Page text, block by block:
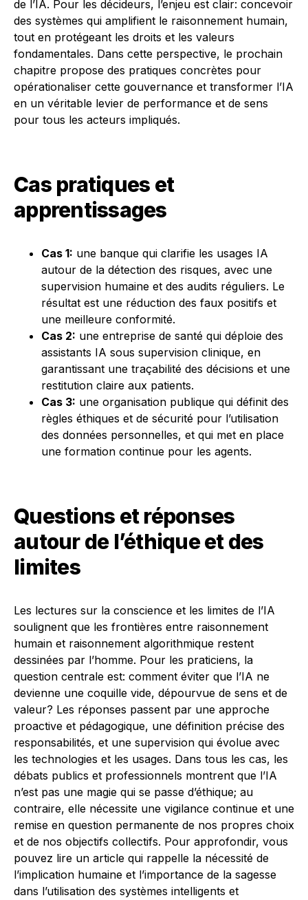
de l’IA. Pour les décideurs, l’enjeu est clair: concevoir
des systèmes qui amplifient le raisonnement humain,
tout en protégeant les droits et les valeurs
fondamentales. Dans cette perspective, le prochain
chapitre propose des pratiques concrètes pour
opérationaliser cette gouvernance et transformer l’IA
en un véritable levier de performance et de sens
pour tous les acteurs impliqués.
Cas pratiques et
apprentissages
Cas 1: une banque qui clarifie les usages IA
autour de la détection des risques, avec une
supervision humaine et des audits réguliers. Le
résultat est une réduction des faux positifs et
une meilleure conformité.
Cas 2: une entreprise de santé qui déploie des
assistants IA sous supervision clinique, en
garantissant une traçabilité des décisions et une
restitution claire aux patients.
Cas 3: une organisation publique qui définit des
règles éthiques et de sécurité pour l’utilisation
des données personnelles, et qui met en place
une formation continue pour les agents.
Questions et réponses
autour de l’éthique et des
limites
Les lectures sur la conscience et les limites de l’IA
soulignent que les frontières entre raisonnement
humain et raisonnement algorithmique restent
dessinées par l’homme. Pour les praticiens, la
question centrale est: comment éviter que l’IA ne
devienne une coquille vide, dépourvue de sens et de
valeur? Les réponses passent par une approche
proactive et pédagogique, une définition précise des
responsabilités, et une supervision qui évolue avec
les technologies et les usages. Dans tous les cas, les
débats publics et professionnels montrent que l’IA
n’est pas une magie qui se passe d’éthique; au
contraire, elle nécessite une vigilance continue et une
remise en question permanente de nos propres choix
et de nos objectifs collectifs. Pour approfondir, vous
pouvez lire un article qui rappelle la nécessité de
l’implication humaine et l’importance de la sagesse
dans l’utilisation des systèmes intelligents et